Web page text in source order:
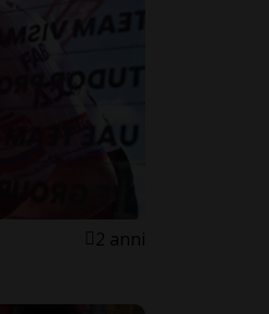
2 anni